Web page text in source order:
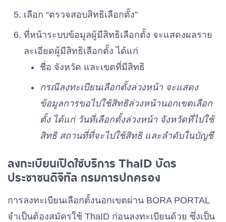
เบอร์ 36 พรรคเพื่อชาติไทย
เบอร์ 37 พรรคพลังประชารัฐ
เบอร์ 38 พรรคเพื่อไทรวมพลัง
เบอร์ 39
พรรคประชาภิวัฒน์
เบอร์ 41 พรรคไทยธรรม
เลือก “ตรวจสอบสิทธิเลือกตั้ง”
ที่หน้าระบบข้อมูลผู้มีสิทธิเลือกตั้ง จะแสดงผลราย
ละเอียดผู้มีสิทธิเลือกตั้ง ได้แก่
ชื่อ จังหวัด และเขตที่มีสิทธิ
กรณีลงทะเบียนเลือกตั้งล่วงหน้า จะแสดง
ข้อมูลการขอไปใช้สิทธิล่วงหน้านอกเขตเลือก
ตั้ง ได้แก่ วันที่เลือกตั้งล่วงหน้า จังหวัดที่ไปใช้
สิทธิ สถานที่ที่จะไปใช้สิทธิ และลำดับในบัญชี
ลงทะเบียนเปิดใช้บริการ ThaID บัตร
ประชาชนดิจิทัล กรมการปกครอง
การลงทะเบียนเลือกตั้งนอกเขตผ่าน BORA PORTAL
จำเป็นต้องสมัครใช้ ThaID ก่อนลงทะเบียนด้วย ซึ่งเป็น